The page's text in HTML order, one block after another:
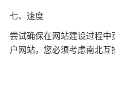
七、速度
尝试确保在网站建设过程中
户网站，您必须考虑南北互